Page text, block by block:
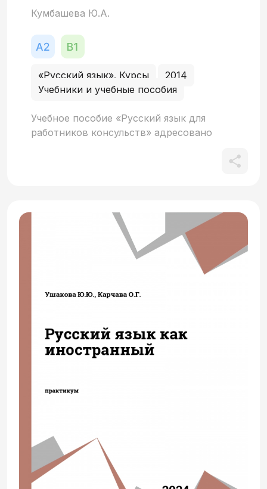
Кумбашева Ю.А.
«Русский язык». Курсы
2014
Учебники и учебные пособия
Учебное пособие «Русский язык для
работников консульств» адресовано
уровень владения русским языком как
иностранным (А2). Основная цель
пособия - формирование и развитие
умений и навыков устной речи. Первые
профессиональной деятельности
гражданам на территории России. Темы
третьего раздела затрагивают ситуации
социально-бытового характера, такие
транспорт, аренда квартиры и другие.